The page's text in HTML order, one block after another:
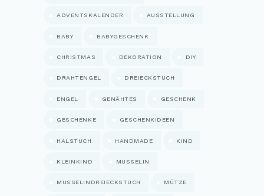
ADVENTSKALENDER AUSSTELLUNG
BABY BABYGESCHENK
CHRISTMAS DEKORATION DIY
DRAHTENGEL DREIECKSTUCH
ENGEL GENÄHTES GESCHENK
GESCHENKE GESCHENKIDEEN
HALSTUCH HANDMADE KIND
KLEINKIND MUSSELIN
MUSSELINDREIECKSTUCH MÜTZE